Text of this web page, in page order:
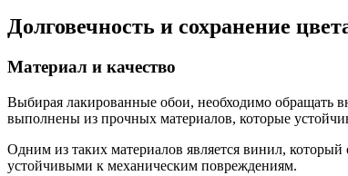
Долговечность и сохранение
Материал и качество
Выбирая лакированные обои, необходимо обращать
выполнены из прочных материалов, которые
Одним из таких материалов является винил,
устойчивыми к механическим повреждениям.